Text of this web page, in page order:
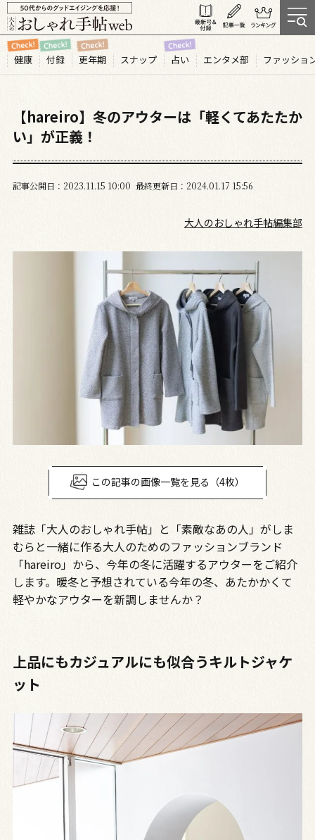
健康 付録 更年期 スナップ 占い エンタメ部 ファッショ
【hareiro】冬のアウターは「軽くてあたたか
い」が正義！
記事公開日 2023.11 15 10:00 最終更新日 2024.01.17 15:56
大人のおしゃれ手帖編集部
この記事の画像一覧を見る（4枚）
雑誌「大人のおしゃれ手帖」と「素敵なあの人」がしま
むらと一緒に作る大人のためのファッションブランド
「hareiro」から、今年の冬に活躍するアウターをご紹介
します。暖冬と予想されている今年の冬、あたかかくて
軽やかなアウターを新調しませんか？
上品にもカジュアルにも似合うキルトジャケ
ット